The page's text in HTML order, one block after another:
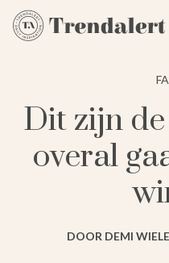
Dit zijn
overal
DOOR DEMI